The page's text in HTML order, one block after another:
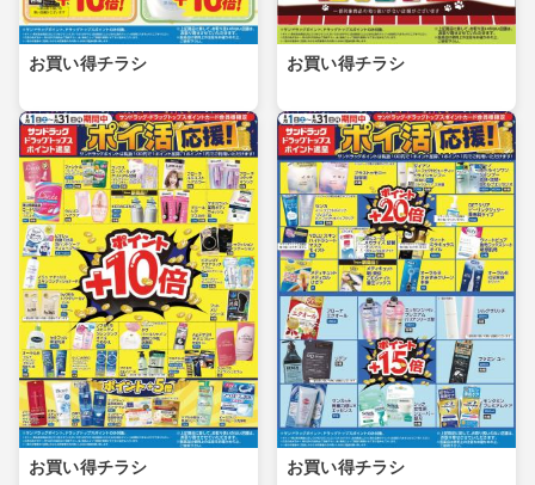
お買い得チラシ お買い得チラシ
お買い得チラシ お買い得チラシ